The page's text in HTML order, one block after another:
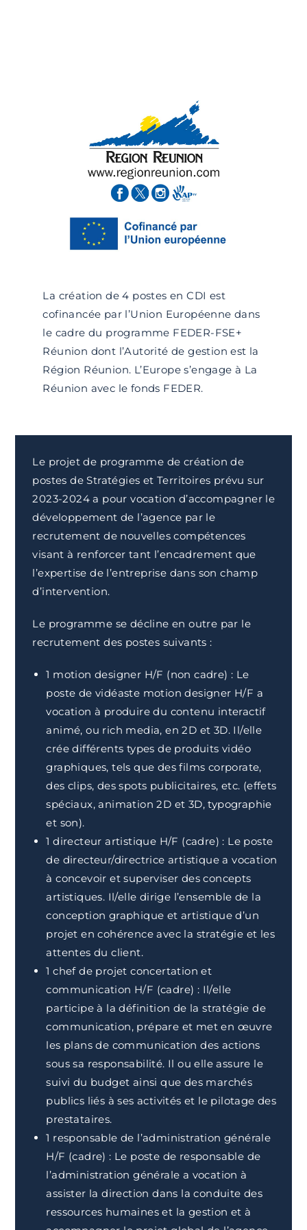
La création de 4 postes en CDI est
cofinancée par l’Union Européenne dans
le cadre du programme FEDER-FSE+
Réunion dont l’Autorité de gestion est la
Région Réunion. L’Europe s’engage à La
Réunion avec le fonds FEDER.
Le projet de programme de création de
postes de Stratégies et Territoires prévu sur
2023-2024 a pour vocation d’accompagner le
développement de l’agence par le
recrutement de nouvelles compétences
visant à renforcer tant l’encadrement que
l’expertise de l’entreprise dans son champ
d’intervention.
Le programme se décline en outre par le
recrutement des postes suivants :
1 motion designer H/F (non cadre) : Le
poste de vidéaste motion designer H/F a
vocation à produire du contenu interactif
animé, ou rich media, en 2D et 3D. Il/elle
crée différents types de produits vidéo
graphiques, tels que des films corporate,
des clips, des spots publicitaires, etc. (effets
spéciaux, animation 2D et 3D, typographie
et son).
1 directeur artistique H/F (cadre) : Le poste
de directeur/directrice artistique a vocation
à concevoir et superviser des concepts
artistiques. Il/elle dirige l’ensemble de la
conception graphique et artistique d’un
projet en cohérence avec la stratégie et les
attentes du client.
1 chef de projet concertation et
communication H/F (cadre) : Il/elle
participe à la définition de la stratégie de
communication, prépare et met en œuvre
les plans de communication des actions
sous sa responsabilité. Il ou elle assure le
suivi du budget ainsi que des marchés
publics liés à ses activités et le pilotage des
prestataires.
1 responsable de l’administration générale
H/F (cadre) : Le poste de responsable de
l’administration générale a vocation à
assister la direction dans la conduite des
ressources humaines et la gestion et à